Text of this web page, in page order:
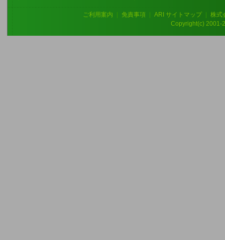
ご利用案内 免責事項 ARI サイトマップ
株式
Copyright(c) 2001-